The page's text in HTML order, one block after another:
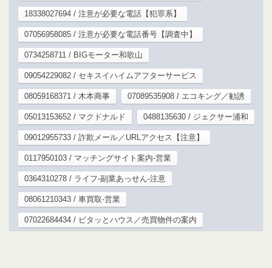
18338027694 / 注意が必要な電話【犯罪系】
07056958085 / 注意が必要な電話番号【調査中】
0734258711 / BIGモーター和歌山
09054229082 / セキスイハイムアフターサービス
08059168371 / 木本商事 07089535908 / エコキング／勧誘
05013153652 / マクドナルド 0488135630 / ジェクサー浦和
09012955733 / 詐欺メール／URLアクセス【注意】
0117950103 / マッチングサイト案内-営業
0364310278 / ライフ-副業あっせん-注意
08061210343 / 車買取-営業
07022684434 / ピタッとハウス／売買物件の案内